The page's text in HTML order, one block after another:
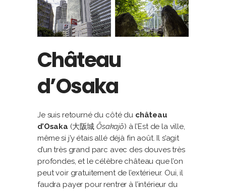
Château
d’Osaka
Je suis retourné du côté du château
d’Osaka (大阪城 Ōsakajō) à l’Est de la ville,
même si j’y étais allé déjà fin août. Il s’agit
d’un très grand parc avec des douves très
profondes, et le célèbre château que l’on
peut voir gratuitement de l’extérieur. Oui, il
faudra payer pour rentrer à l’intérieur du